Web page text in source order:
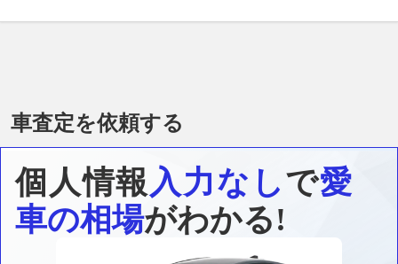
車査定を依頼する
個人情報入力なしで愛
車の相場がわかる!